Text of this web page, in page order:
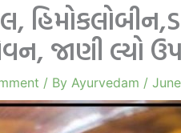
જાણી લ્યો
/ By Ayurvedam /